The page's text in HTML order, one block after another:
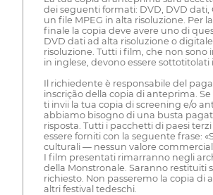
dei seguenti formati: DVD, DVD dati,
un file MPEG in alta risoluzione. Per
finale la copia deve avere uno di
DVD dati ad alta risoluzione o
risoluzione. Tutti i film, che non sono
in inglese, devono essere sottotitolati
Il richiedente è responsabile del
inscrição della copia di anteprima.
ti invii la tua copia di screening e/o
abbiamo bisogno di una busta
risposta. Tutti i pacchetti di paesi
essere forniti con la seguente frase:
culturali — nessun valore
I film presentati rimarranno negli
della Monstronale. Saranno restituiti
richiesto. Non passeremo la copia di
altri festival tedeschi.